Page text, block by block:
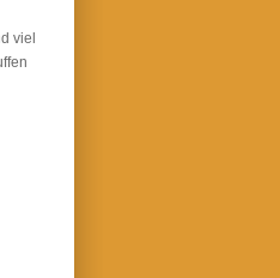
viel